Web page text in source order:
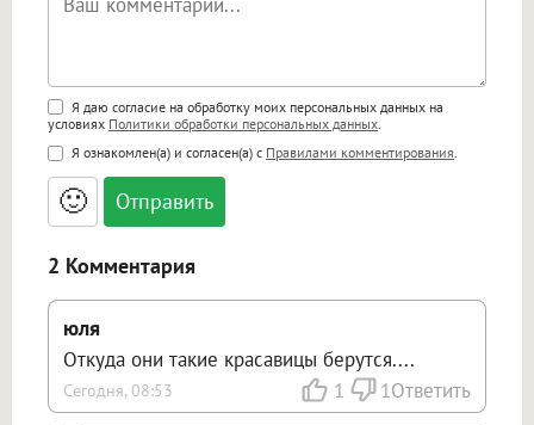
Поддержка HTML
<b>, <strong>, <u>, <i>, <em>, <s>, <big>,
<small>, <sup>, <sub>, <pre>, <ul>, <ol>, <li>,
<blockquote>, <code> экранирует HTML,
адреса URL автоматически становятся
ссылками, и [img]адрес[/img] будет
Я даю согласие на обработку моих персональных данных на
условиях Политики обработки персональных данных.
Я ознакомлен(а) и согласен(а) с Правилами комментирования.
🙂
2 Комментария
юля
Откуда они такие красавицы берутся....
Сегодня, 08:53 1 1Ответить